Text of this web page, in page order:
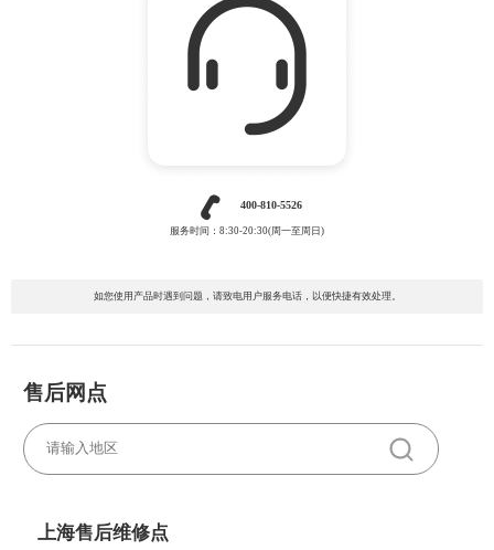
400-810-5526
服务时间：8:30-20:30(周一至周日)
如您使用产品时遇到问题，请致电用户服务电话，以便快捷有效处理。
售后网点
上海售后维修点